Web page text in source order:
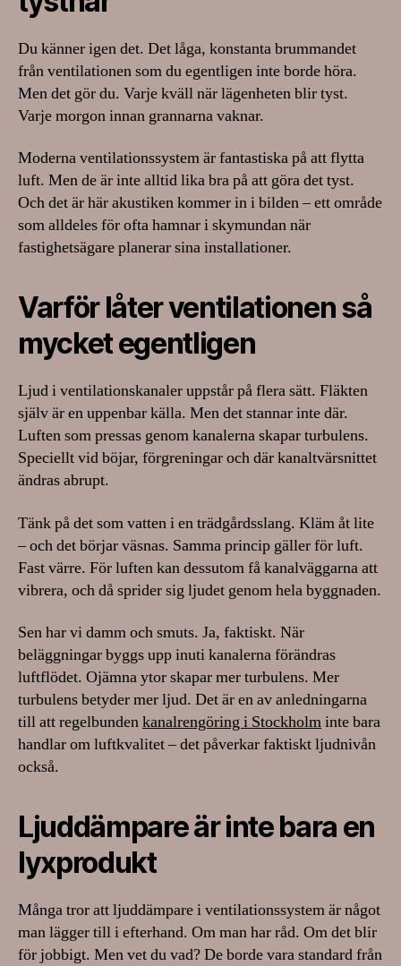
Du känner igen det. Det låga, konstanta brummandet
från ventilationen som du egentligen inte borde höra.
Men det gör du. Varje kväll när lägenheten blir tyst.
Varje morgon innan grannarna vaknar.
Moderna ventilationssystem är fantastiska på att flytta
luft. Men de är inte alltid lika bra på att göra det tyst.
Och det är här akustiken kommer in i bilden – ett område
som alldeles för ofta hamnar i skymundan när
fastighetsägare planerar sina installationer.
Varför låter ventilationen så
mycket egentligen
Ljud i ventilationskanaler uppstår på flera sätt. Fläkten
själv är en uppenbar källa. Men det stannar inte där.
Luften som pressas genom kanalerna skapar turbulens.
Speciellt vid böjar, förgreningar och där kanaltvärsnittet
ändras abrupt.
Tänk på det som vatten i en trädgårdsslang. Kläm åt lite
– och det börjar väsnas. Samma princip gäller för luft.
Fast värre. För luften kan dessutom få kanalväggarna att
vibrera, och då sprider sig ljudet genom hela byggnaden.
Sen har vi damm och smuts. Ja, faktiskt. När
beläggningar byggs upp inuti kanalerna förändras
luftflödet. Ojämna ytor skapar mer turbulens. Mer
turbulens betyder mer ljud. Det är en av anledningarna
till att regelbundenkanalrengöring i Stockholminte bara
handlar om luftkvalitet – det påverkar faktiskt ljudnivån
också.
Ljuddämpare är inte bara en
lyxprodukt
Många tror att ljuddämpare i ventilationssystem är något
man lägger till i efterhand. Om man har råd. Om det blir
för jobbigt. Men vet du vad? De borde vara standard från